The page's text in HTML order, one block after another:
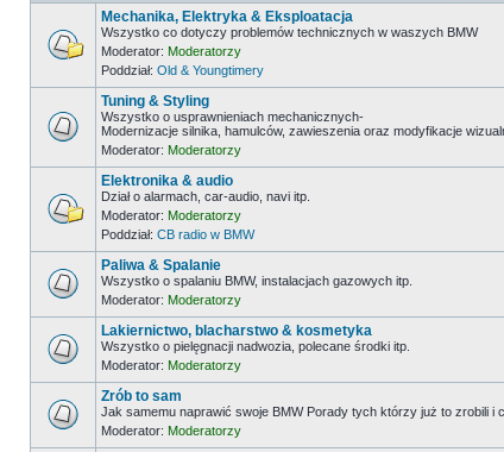
Mechanika, Elektryka & Eksploatacja
Wszystko co dotyczy problemów technicznych w waszych BMW
Moderator: Moderatorzy
Poddział: Old & Youngtimery
Tuning & Styling
Wszystko o usprawnieniach mechanicznych-
Modernizacje silnika, hamulców, zawieszenia oraz modyfikacje
Moderator: Moderatorzy
Elektronika & audio
Dział o alarmach, car-audio, navi itp.
Moderator: Moderatorzy
Poddział: CB radio w BMW
Paliwa & Spalanie
Wszystko o spalaniu BMW, instalacjach gazowych itp.
Moderator: Moderatorzy
Lakiernictwo, blacharstwo & kosmetyka
Wszystko o pielęgnacji nadwozia, polecane środki itp.
Moderator: Moderatorzy
Zrób to sam
Jak samemu naprawić swoje BMW Porady tych którzy już to zrobili i
Moderator: Moderatorzy